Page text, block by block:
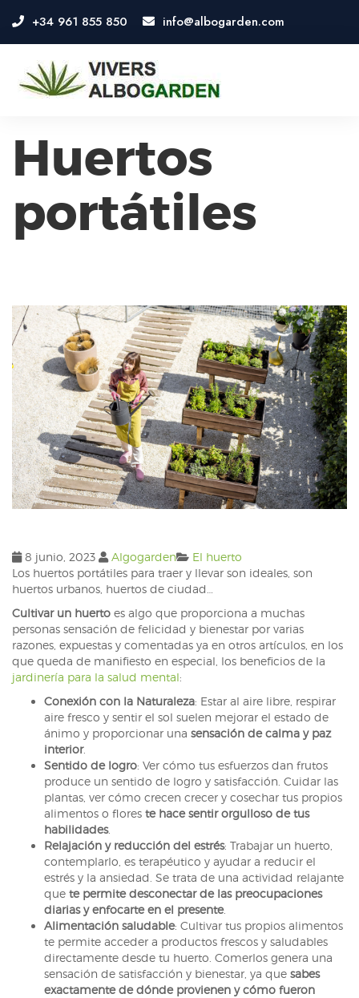
+34 961 855 850 info@albogarden.com
Huertos
portátiles
8 junio, 2023 Algogarden
El huerto
Los huertos portátiles para traer y llevar son ideales, son
huertos urbanos, huertos de ciudad…
Cultivar un huerto es algo que proporciona a muchas
personas sensación de felicidad y bienestar por varias
razones, expuestas y comentadas ya en otros artículos, en los
que queda de manifiesto en especial, los beneficios de la
jardinería para la salud mental:
Conexión con la Naturaleza: Estar al aire libre, respirar
aire fresco y sentir el sol suelen mejorar el estado de
ánimo y proporcionar una sensación de calma y paz
interior.
Sentido de logro: Ver cómo tus esfuerzos dan frutos
produce un sentido de logro y satisfacción. Cuidar las
plantas, ver cómo crecen crecer y cosechar tus propios
alimentos o flores te hace sentir orgulloso de tus
habilidades.
Relajación y reducción del estrés: Trabajar un huerto,
contemplarlo, es terapéutico y ayudar a reducir el
estrés y la ansiedad. Se trata de una actividad relajante
que te permite desconectar de las preocupaciones
diarias y enfocarte en el presente.
Alimentación saludable: Cultivar tus propios alimentos
te permite acceder a productos frescos y saludables
directamente desde tu huerto. Comerlos genera una
sensación de satisfacción y bienestar, ya que sabes
exactamente de dónde provienen y cómo fueron